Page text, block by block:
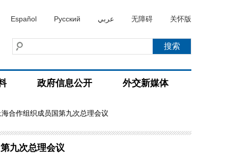
Español Русский عربي 无障碍 关怀版
政府信息公开 外交新媒体
合作组织成员国第九次总理会议
九次总理会议